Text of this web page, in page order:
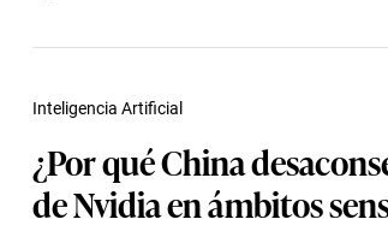
¿Por qué China
de Nvidia en ámbitos
Inteligencia Artificial